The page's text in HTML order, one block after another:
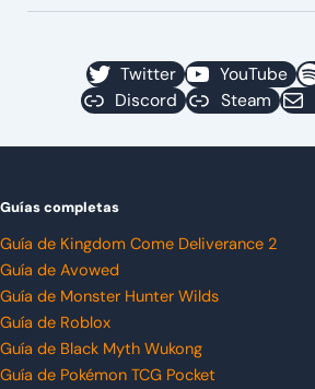
Twitter YouTube
Discord
Steam
Guías completas
Guía de Kingdom Come Deliverance 2
Guía de Avowed
Guía de Monster Hunter Wilds
Guía de Roblox
Guía de Black Myth Wukong
Guía de Pokémon TCG Pocket